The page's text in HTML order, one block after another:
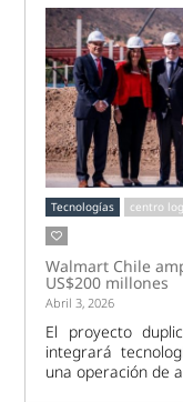
Tecnologías centro
Walmart Chile
US$200 millones
Abril 3, 2026
El proyecto
integrará
una operación de